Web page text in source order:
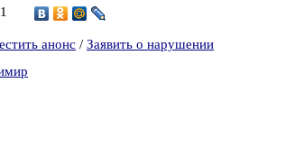
анонс / Заявить о нарушении